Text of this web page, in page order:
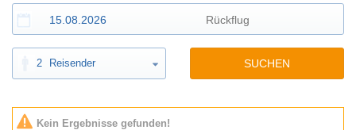
2 Reisender SUCHEN
Kein Ergebnisse gefunden!